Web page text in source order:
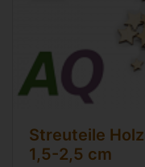
Streuteile
1,5-2,5 cm